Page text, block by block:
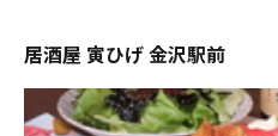
居酒屋 寅ひげ 金沢駅前